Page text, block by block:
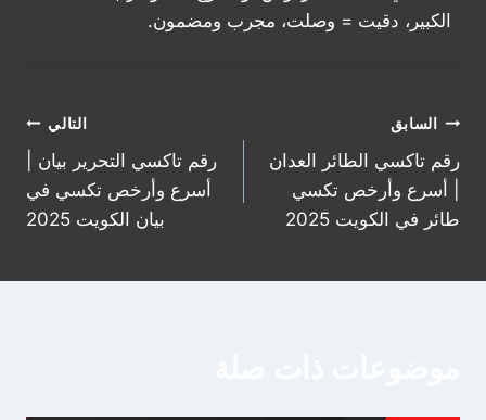
الكبير، دقيت = وصلت، مجرب ومضمون.
تصفّح
المقالات
السابق
رقم تاكسي الطائر العدان
| أسرع وأرخص تكسي
طائر في الكويت 2025
التالي
رقم تاكسي التحرير بيان |
أسرع وأرخص تكسي في
بيان الكويت 2025